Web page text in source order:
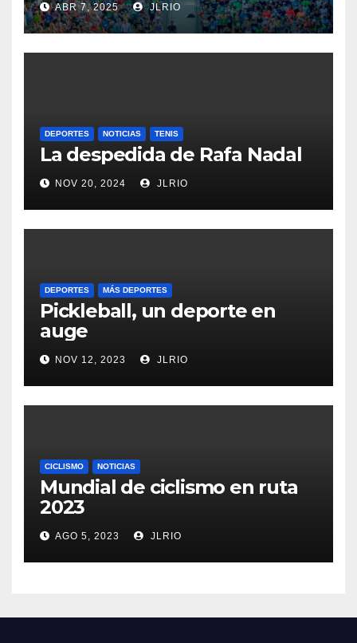
ABR 7, 2025 JLRIO
DEPORTES NOTICIAS TENIS
La despedida de Rafa Nadal
NOV 20, 2024 JLRIO
DEPORTES MÁS DEPORTES
Pickleball, un deporte en
auge
NOV 12, 2023 JLRIO
CICLISMO NOTICIAS
Mundial de ciclismo en ruta
2023
AGO 5, 2023 JLRIO